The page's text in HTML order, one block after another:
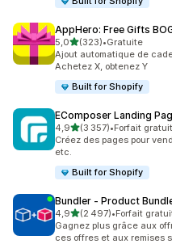
AppHero: Free Gifts
5,0étoile(s) sur 5
(323)
323 avis au total
•Gratuite
Ajout automatique de
Achetez X, obtenez Y
Built for Shopify
EComposer Landing
4,9étoile(s) sur 5
(3 357)
3357 avis au total
•Forfait
Créez des pages pour
etc.
Built for Shopify
Bundler ‑ Product
4,9étoile(s) sur 5
(2 497)
2497 avis au total
•Forfait
Gagnez plus grâce aux
ces offres et aux remises